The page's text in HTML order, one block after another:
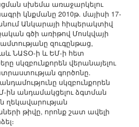
սխեմա առաջարկելու
կնքմանը 2010թ. մայիսի 17-
Անկարայի հիպերակտիվ
գծի առիթով Մոսկվայի
զուգընթաց,
ՆԱՏՕ-ի և ԵՄ-ի հետ
սկզբունքորեն վերանայելու
գործոնը.
սկզբունքորեն
ին անդամակցելու ձգտման
ղեկավարության
թիվը, որոնք շատ ավելի